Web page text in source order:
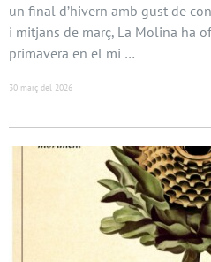
un final d’hivern amb gust de
i mitjans de març, La Molina ha
primavera en el mi …
30 març del 2026